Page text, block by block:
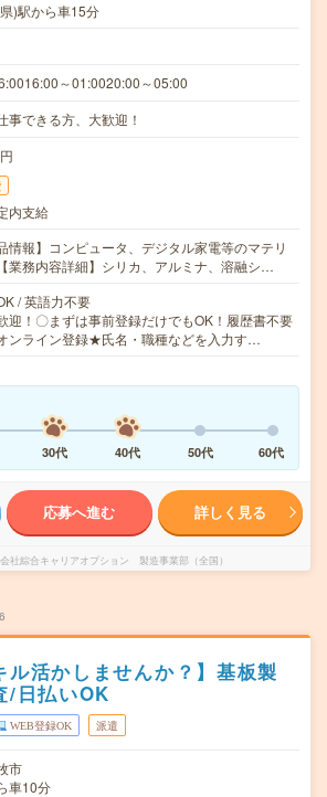
)駅から車15分
～01:0020:00～05:00
事できる方、大歓迎！
内支給
情報】コンピュータ、デジタル家電等のマテリ
業務内容詳細】シリカ、アルミナ、溶融シ…
/ 英語力不要
！〇まずは事前登録だけでもOK！履歴書不要
ンライン登録★氏名・職種などを入力す…
30代 40代 50代 60代
応募へ進む 詳しく見る
社綜合キャリアオプション 製造事業部（全国）
ル活かしませんか？】基板製
/日払いOK
WEB登録OK 派遣
市
車10分